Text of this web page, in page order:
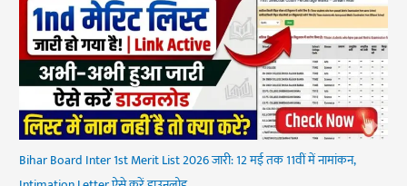
Bihar Board Inter 1st Merit List 2026 जारी: 12 मई तक 11वीं में नामांकन,